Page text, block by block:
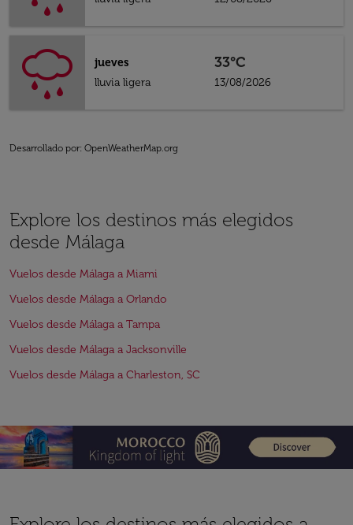
jueves
lluvia ligera
33°C
13/08/2026
Desarrollado por: OpenWeatherMap.org
Explore los destinos más elegidos
desde Málaga
Vuelos desde Málaga a Miami
Vuelos desde Málaga a Orlando
Vuelos desde Málaga a Tampa
Vuelos desde Málaga a Jacksonville
Vuelos desde Málaga a Charleston, SC